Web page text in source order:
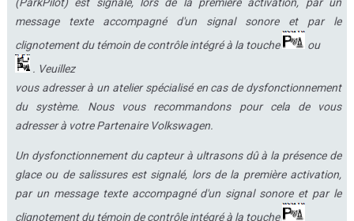
message texte accompagné d'un signal sonore et par le
clignotement du témoin de contrôle intégré à la touche
ou
. Veuillez
vous adresser à un atelier spécialisé en cas de dysfonctionnement
du système. Nous vous recommandons pour cela de vous
adresser à votre Partenaire Volkswagen.
Un dysfonctionnement du capteur à ultrasons dû à la présence de
glace ou de salissures est signalé, lors de la première activation,
par un message texte accompagné d'un signal sonore et par le
clignotement du témoin de contrôle intégré à la touche